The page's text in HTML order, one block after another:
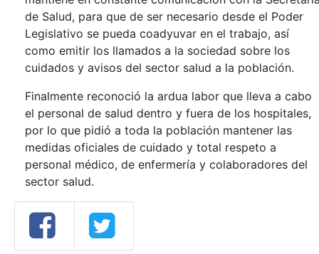
de Salud, para que de ser necesario desde el Poder
Legislativo se pueda coadyuvar en el trabajo, así
como emitir los llamados a la sociedad sobre los
cuidados y avisos del sector salud a la población.
Finalmente reconoció la ardua labor que lleva a cabo
el personal de salud dentro y fuera de los hospitales,
por lo que pidió a toda la población mantener las
medidas oficiales de cuidado y total respeto a
personal médico, de enfermería y colaboradores del
sector salud.